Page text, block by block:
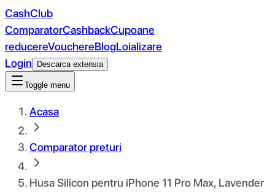
CashClub
ComparatorCashbackCupoane
reducereVouchereBlogLoializare
Login
Descarca extensia
Toggle menu
Acasa
Comparator preturi
Husa Silicon pentru iPhone 11 Pro Max, Lavender